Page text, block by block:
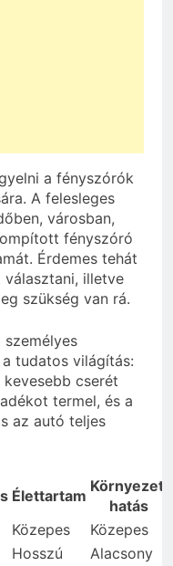
a fényszórók
A felesleges
városban,
fényszóró
Érdemes tehát
illetve
szükség van rá.
tudatos világítás:
cserét
termel, és a
az autó teljes
Élettartam
Környezeti
hatás
Közepes
Közepes
Hosszú
Alacsony